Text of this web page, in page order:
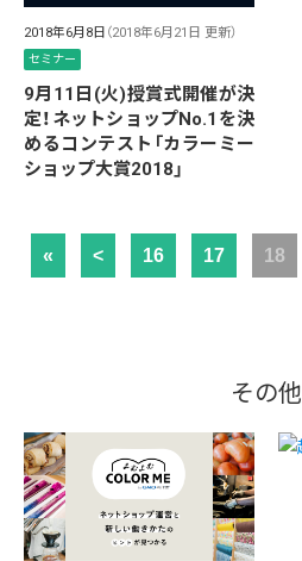
2018年6月8日 （2018年6月21日 更新）
セミナー
9月11日(火)授賞式開催が決
定！ネットショップNo.1を決
めるコンテスト「カラーミー
ショップ大賞2018」
« < 16 17 18
その他